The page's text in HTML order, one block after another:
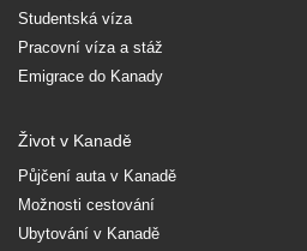
Studentská víza
Pracovní víza a stáž
Emigrace do Kanady
Život v Kanadě
Půjčení auta v Kanadě
Možnosti cestování
Ubytování v Kanadě